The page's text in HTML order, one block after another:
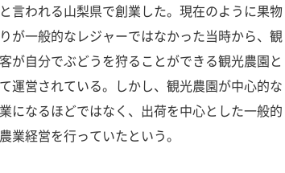
言われる山梨県で創業した。現在のように果物
が一般的なレジャーではなかった当時から、観
が自分でぶどうを狩ることができる観光農園と
運営されている。しかし、観光農園が中心的な
になるほどではなく、出荷を中心とした一般的
業経営を行っていたという。